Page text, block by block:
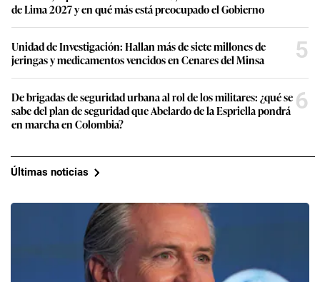
de Lima 2027 y en qué más está preocupado el Gobierno
Unidad de Investigación: Hallan más de siete millones de
jeringas y medicamentos vencidos en Cenares del Minsa
5
De brigadas de seguridad urbana al rol de los militares: ¿qué se
sabe del plan de seguridad que Abelardo de la Espriella pondrá
en marcha en Colombia?
6
Últimas noticias